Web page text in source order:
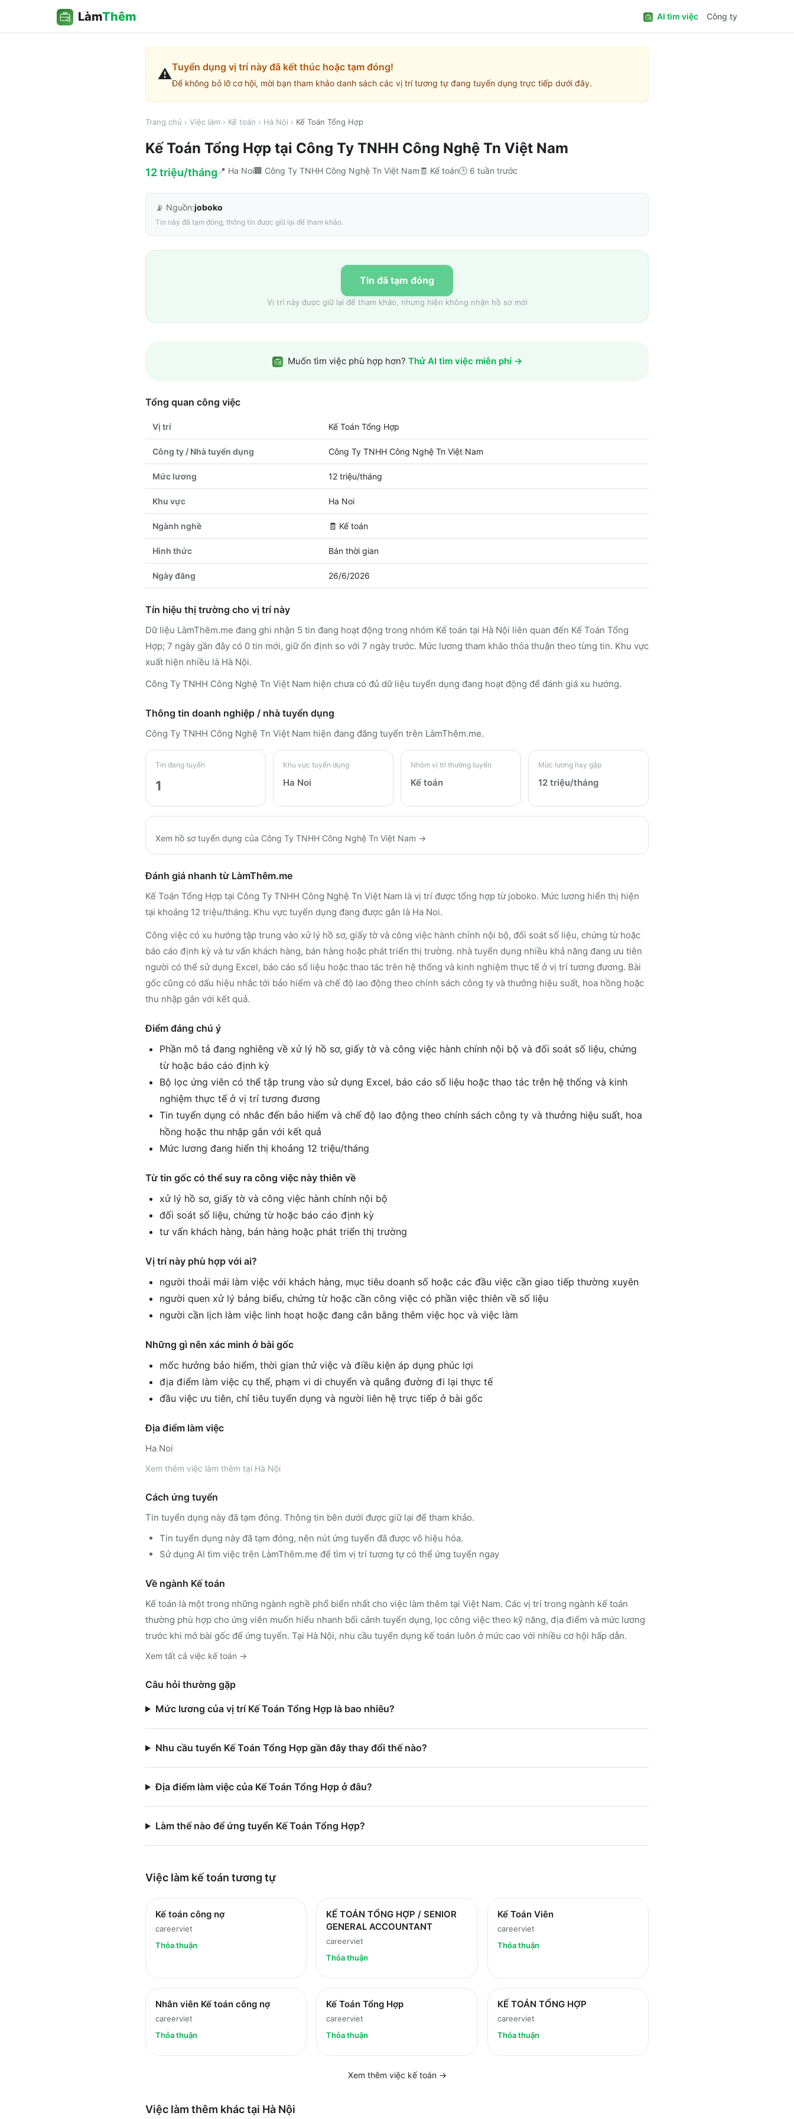
LàmThêm AI tìm việc Công ty
⚠️Tuyển dụng vị trí này đã kết thúc hoặc tạm đóng!
Để không bỏ lỡ cơ hội, mời bạn tham khảo danh sách các vị trí tương tự đang tuyển dụng trực tiếp dưới đây.
Trang chủ › Việc làm › Kế toán › Hà Nội › Kế Toán Tổng Hợp
Kế Toán Tổng Hợp tại Công Ty TNHH Công Nghệ Tn Việt Nam
12 triệu/tháng 📍 Ha Noi🏢 Công Ty TNHH Công Nghệ Tn Việt Nam 🧾 Kế toán🕒 6 tuần trước
📡 Nguồn:joboko
Tin này đã tạm đóng, thông tin được giữ lại để tham khảo.
Tin đã tạm đóng
Vị trí này được giữ lại để tham khảo, nhưng hiện không nhận hồ sơ mới
Muốn tìm việc phù hợp hơn? Thử AI tìm việc miễn phí →
Tổng quan công việc
Vị trí Kế Toán Tổng Hợp
Công ty / Nhà tuyển dụng Công Ty TNHH Công Nghệ Tn Việt Nam
Mức lương 12 triệu/tháng
Khu vực Ha Noi
Ngành nghề 🧾 Kế toán
Hình thức Bán thời gian
Ngày đăng 26/6/2026
Tín hiệu thị trường cho vị trí này
Dữ liệu LàmThêm.me đang ghi nhận 5 tin đang hoạt động trong nhóm Kế toán tại Hà Nội liên quan đến Kế Toán Tổng
Hợp; 7 ngày gần đây có 0 tin mới, giữ ổn định so với 7 ngày trước. Mức lương tham khảo thỏa thuận theo từng tin. Khu vực
xuất hiện nhiều là Hà Nội.
Công Ty TNHH Công Nghệ Tn Việt Nam hiện chưa có đủ dữ liệu tuyển dụng đang hoạt động để đánh giá xu hướng.
Thông tin doanh nghiệp / nhà tuyển dụng
Công Ty TNHH Công Nghệ Tn Việt Nam hiện đang đăng tuyển trên LàmThêm.me.
Tin đang tuyển
1
Khu vực tuyển dụng
Ha Noi
Nhóm vị trí thường tuyển
Kế toán
Mức lương hay gặp
12 triệu/tháng
Xem hồ sơ tuyển dụng của Công Ty TNHH Công Nghệ Tn Việt Nam →
Đánh giá nhanh từ LàmThêm.me
Kế Toán Tổng Hợp tại Công Ty TNHH Công Nghệ Tn Việt Nam là vị trí được tổng hợp từ joboko. Mức lương hiển thị hiện
tại khoảng 12 triệu/tháng. Khu vực tuyển dụng đang được gắn là Ha Noi.
Công việc có xu hướng tập trung vào xử lý hồ sơ, giấy tờ và công việc hành chính nội bộ, đối soát số liệu, chứng từ hoặc
báo cáo định kỳ và tư vấn khách hàng, bán hàng hoặc phát triển thị trường. nhà tuyển dụng nhiều khả năng đang ưu tiên
người có thể sử dụng Excel, báo cáo số liệu hoặc thao tác trên hệ thống và kinh nghiệm thực tế ở vị trí tương đương. Bài
gốc cũng có dấu hiệu nhắc tới bảo hiểm và chế độ lao động theo chính sách công ty và thưởng hiệu suất, hoa hồng hoặc
thu nhập gắn với kết quả.
Điểm đáng chú ý
Phần mô tả đang nghiêng về xử lý hồ sơ, giấy tờ và công việc hành chính nội bộ và đối soát số liệu, chứng
từ hoặc báo cáo định kỳ
Bộ lọc ứng viên có thể tập trung vào sử dụng Excel, báo cáo số liệu hoặc thao tác trên hệ thống và kinh
nghiệm thực tế ở vị trí tương đương
Tin tuyển dụng có nhắc đến bảo hiểm và chế độ lao động theo chính sách công ty và thưởng hiệu suất, hoa
hồng hoặc thu nhập gắn với kết quả
Mức lương đang hiển thị khoảng 12 triệu/tháng
Từ tin gốc có thể suy ra công việc này thiên về
xử lý hồ sơ, giấy tờ và công việc hành chính nội bộ
đối soát số liệu, chứng từ hoặc báo cáo định kỳ
tư vấn khách hàng, bán hàng hoặc phát triển thị trường
Vị trí này phù hợp với ai?
người thoải mái làm việc với khách hàng, mục tiêu doanh số hoặc các đầu việc cần giao tiếp thường xuyên
người quen xử lý bảng biểu, chứng từ hoặc cần công việc có phần việc thiên về số liệu
người cần lịch làm việc linh hoạt hoặc đang cân bằng thêm việc học và việc làm
Những gì nên xác minh ở bài gốc
mốc hưởng bảo hiểm, thời gian thử việc và điều kiện áp dụng phúc lợi
địa điểm làm việc cụ thể, phạm vi di chuyển và quãng đường đi lại thực tế
đầu việc ưu tiên, chỉ tiêu tuyển dụng và người liên hệ trực tiếp ở bài gốc
Địa điểm làm việc
Ha Noi
Xem thêm việc làm thêm tại Hà Nội
Cách ứng tuyển
Tin tuyển dụng này đã tạm đóng. Thông tin bên dưới được giữ lại để tham khảo.
Tin tuyển dụng này đã tạm đóng, nên nút ứng tuyển đã được vô hiệu hóa.
Sử dụng AI tìm việc trên LàmThêm.me để tìm vị trí tương tự có thể ứng tuyển ngay
Về ngành Kế toán
Kế toán là một trong những ngành nghề phổ biến nhất cho việc làm thêm tại Việt Nam. Các vị trí trong ngành kế toán
thường phù hợp cho ứng viên muốn hiểu nhanh bối cảnh tuyển dụng, lọc công việc theo kỹ năng, địa điểm và mức lương
trước khi mở bài gốc để ứng tuyển. Tại Hà Nội, nhu cầu tuyển dụng kế toán luôn ở mức cao với nhiều cơ hội hấp dẫn.
Xem tất cả việc kế toán →
Câu hỏi thường gặp
Mức lương của vị trí Kế Toán Tổng Hợp là bao nhiêu?
Nhu cầu tuyển Kế Toán Tổng Hợp gần đây thay đổi thế nào?
Địa điểm làm việc của Kế Toán Tổng Hợp ở đâu?
Làm thế nào để ứng tuyển Kế Toán Tổng Hợp?
Việc làm kế toán tương tự
Kế toán công nợ
careerviet
Thỏa thuận
KẾ TOÁN TỔNG HỢP / SENIOR
GENERAL ACCOUNTANT
careerviet
Thỏa thuận
Kế Toán Viên
careerviet
Thỏa thuận
Nhân viên Kế toán công nợ
careerviet
Thỏa thuận
Kế Toán Tổng Hợp
careerviet
Thỏa thuận
KẾ TOÁN TỔNG HỢP
careerviet
Thỏa thuận
Xem thêm việc kế toán→
Việc làm thêm khác tại Hà Nội